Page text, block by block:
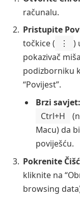
računalu.
Pristupite
točkice (
⋮
)
pokazivač
podizborniku
“Povijest”.
Brzi savjet:
Ctrl+H
Macu) da
poviješću.
Pokrenite
kliknite na
browsing